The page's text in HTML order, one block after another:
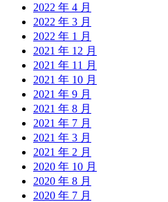
2022 年 4 月
2022 年 3 月
2022 年 1 月
2021 年 12 月
2021 年 11 月
2021 年 10 月
2021 年 9 月
2021 年 8 月
2021 年 7 月
2021 年 3 月
2021 年 2 月
2020 年 10 月
2020 年 8 月
2020 年 7 月